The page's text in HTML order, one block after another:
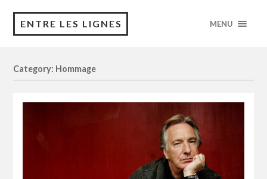
ENTRE LES LIGNES MENU
Category: Hommage